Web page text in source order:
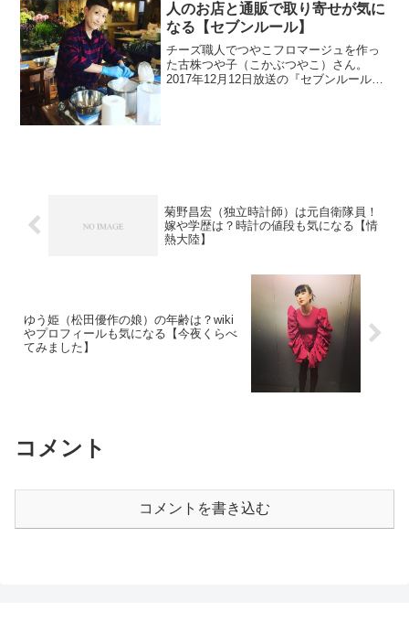
人のお店と通販で取り寄せが気に
なる【セブンルール】
チーズ職人でつやこフロマージュを作っ
た古株つや子（こかぶつやこ）さん。
2017年12月12日放送の『セブンルール』
菊野昌宏（独立時計師）は元自衛隊員！
嫁や学歴は？時計の値段も気になる【情
熱大陸】
ゆう姫（松田優作の娘）の年齢は？wiki
やプロフィールも気になる【今夜くらべ
てみました】
コメント
コメントを書き込む